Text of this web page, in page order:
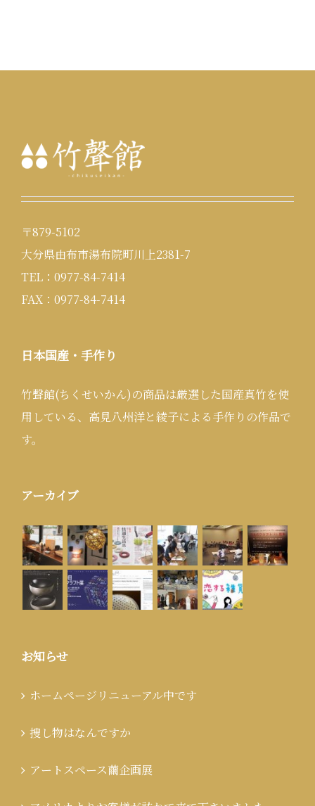
〒879-5102
大分県由布市湯布院町川上2381-7
TEL：0977-84-7414
FAX：0977-84-7414
日本国産・手作り
竹聲館(ちくせいかん)の商品は厳選した国産真竹を使
用している、高見八州洋と綾子による手作りの作品で
す。
アーカイブ
お知らせ
ホームページリニューアル中です
捜し物はなんですか
アートスペース繭企画展